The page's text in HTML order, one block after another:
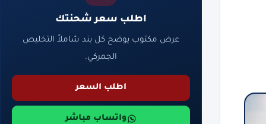
اطلب سعر شحنتك
عرض مكتوب يوضح كل بند شاملاً التخليص
الجمركي.
اطلب السعر
واتساب مباشر